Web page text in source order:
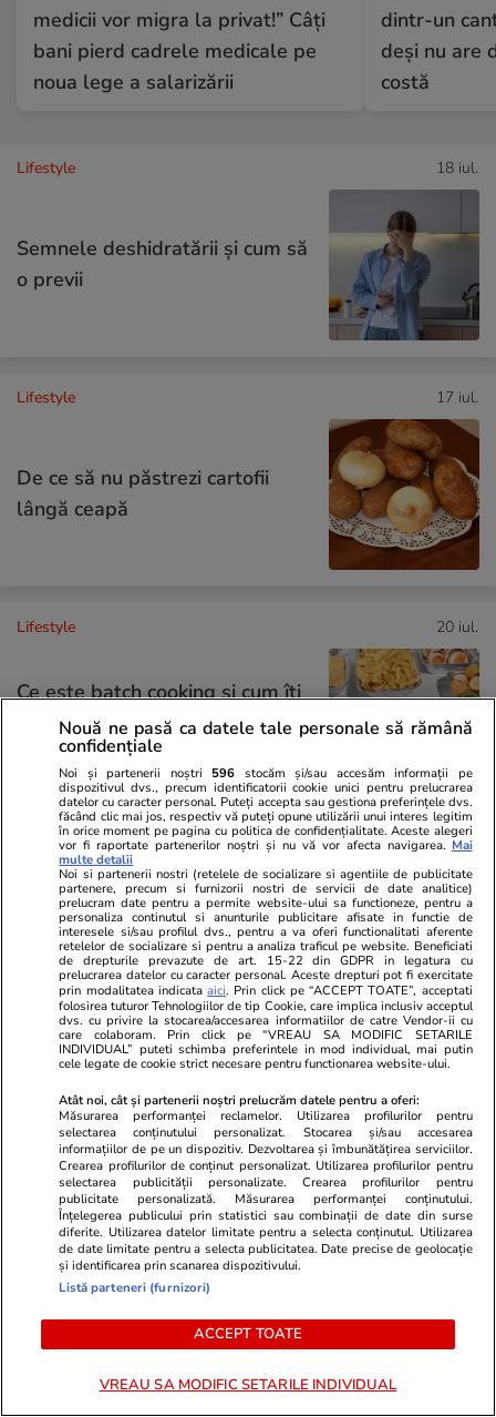
medicii vor migra la privat!” Câți
bani pierd cadrele medicale pe
noua lege a salarizării
dintr-un
deși nu are
costă
Lifestyle 18 iul.
Semnele deshidratării și cum să
o previi
Lifestyle 17 iul.
De ce să nu păstrezi cartofii
lângă ceapă
Lifestyle 20 iul.
Ce este batch cooking și cum îți
poate simplifica mesele
săptămânale
Lifestyle 20 iul.
Ce este agar-agar și cum se
utilizează
ROMATSA a contestat blocarea
plăţilor în urma procesului
deschis de Pfizer. Cazul se
judecă la Bruxelles
Știri România 20 iul.
recepție diplomatică cu frații
Nouă ne pasă ca datele tale personale să rămână
confidențiale
Noi și partenerii noștri 596 stocăm și/sau accesăm informații pe
dispozitivul dvs., precum identificatorii cookie unici pentru prelucrarea
datelor cu caracter personal. Puteți accepta sau gestiona preferințele dvs.
făcând clic mai jos, respectiv vă puteți opune utilizării unui interes legitim
în orice moment pe pagina cu politica de confidențialitate. Aceste alegeri
vor fi raportate partenerilor noștri și nu vă vor afecta navigarea. Mai
multe detalii
Noi si partenerii nostri (retelele de socializare si agentiile de publicitate
partenere, precum si furnizorii nostri de servicii de date analitice)
prelucram date pentru a permite website-ului sa functioneze, pentru a
personaliza continutul si anunturile publicitare afisate in functie de
interesele si/sau profilul dvs., pentru a va oferi functionalitati aferente
retelelor de socializare si pentru a analiza traficul pe website. Beneficiati
de drepturile prevazute de art. 15-22 din GDPR in legatura cu
prelucrarea datelor cu caracter personal. Aceste drepturi pot fi exercitate
prin modalitatea indicataaici. Prin click pe “ACCEPT TOATE”, acceptati
folosirea tuturor Tehnologiilor de tip Cookie, care implica inclusiv acceptul
dvs. cu privire la stocarea/accesarea informatiilor de catre Vendor-ii cu
care colaboram. Prin click pe “VREAU SA MODIFIC SETARILE
INDIVIDUAL” puteti schimba preferintele in mod individual, mai putin
cele legate de cookie strict necesare pentru functionarea website-ului.
Atât noi, cât și partenerii noștri prelucrăm datele pentru a oferi:
Măsurarea performanței reclamelor. Utilizarea profilurilor pentru
selectarea conținutului personalizat. Stocarea și/sau accesarea
informațiilor de pe un dispozitiv. Dezvoltarea și îmbunătățirea serviciilor.
Crearea profilurilor de conținut personalizat. Utilizarea profilurilor pentru
selectarea publicității personalizate. Crearea profilurilor pentru
publicitate personalizată. Măsurarea performanței conținutului.
Înțelegerea publicului prin statistici sau combinații de date din surse
diferite. Utilizarea datelor limitate pentru a selecta conținutul. Utilizarea
de date limitate pentru a selecta publicitatea. Date precise de geolocație
și identificarea prin scanarea dispozitivului.
Listă parteneri (furnizori)
ACCEPT TOATE
VREAU SA MODIFIC SETARILE INDIVIDUAL